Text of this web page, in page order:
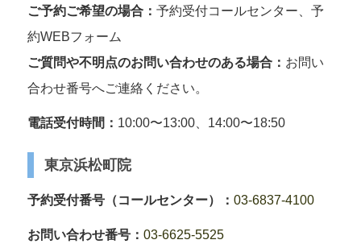
ご予約ご希望の場合： 予約受付コールセンター、予
約WEBフォーム
ご質問や不明点のお問い合わせのある場合： お問い
合わせ番号へご連絡ください。
電話受付時間： 10:00〜13:00、14:00〜18:50
東京浜松町院
予約受付番号（コールセンター）： 03-6837-4100
お問い合わせ番号： 03-6625-5525